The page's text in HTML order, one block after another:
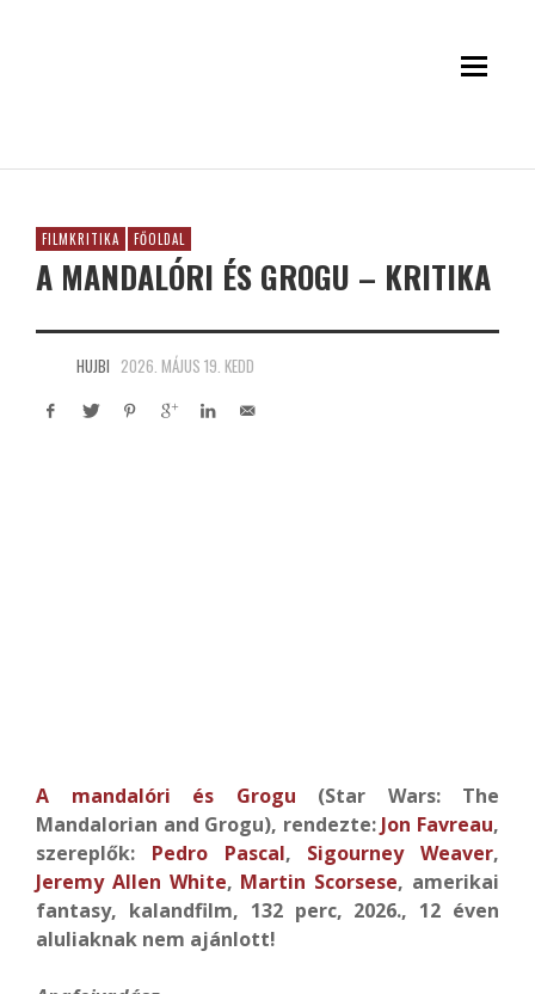
FILMKRITIKA FŐOLDAL
A MANDALÓRI ÉS GROGU – KRITIKA
HUJBI 2026. MÁJUS 19. KEDD
A mandalóri és Grogu (Star Wars: The
Mandalorian and Grogu), rendezte: Jon Favreau,
szereplők: Pedro Pascal, Sigourney Weaver,
Jeremy Allen White, Martin Scorsese, amerikai
fantasy, kalandfilm, 132 perc, 2026., 12 éven
aluliaknak nem ajánlott!